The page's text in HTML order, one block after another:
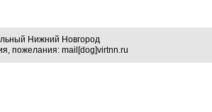
Нижний Новгород
пожелания: mail[dog]virtnn.ru